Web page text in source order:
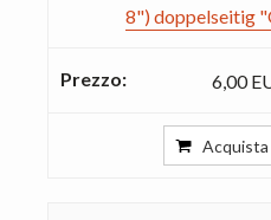
8") doppelseitig
6,00
Acquista